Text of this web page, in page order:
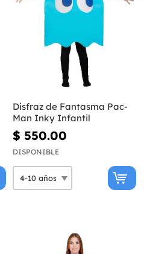
Disfraz de Fantasma Pac-
Man Inky Infantil
$ 550.00
DISPONIBLE